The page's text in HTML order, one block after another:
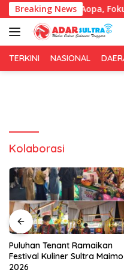
Langsung
ke
konten
Breaking News
IAI Rawa Aopa, Fokus
TERKINI NASIONAL
Kolaborasi
Puluhan Tenant Ramaikan
Festival Kuliner Sultra Maimo
2026